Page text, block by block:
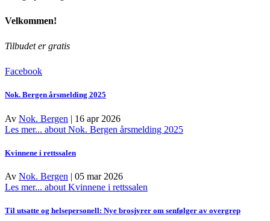
Velkommen!
Tilbudet er gratis
Facebook
Nok. Bergen årsmelding 2025
Av Nok. Bergen | 16 apr 2026
Les mer... about Nok. Bergen årsmelding 2025
Kvinnene i rettssalen
Av Nok. Bergen | 05 mar 2026
Les mer... about Kvinnene i rettssalen
Til utsatte og helsepersonell: Nye brosjyrer om senfølger av overgrep